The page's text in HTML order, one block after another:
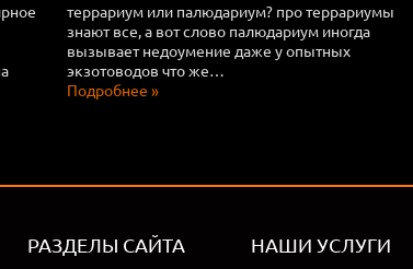
террариум или палюдариум? про террариумы
знают все, а вот слово палюдариум иногда
вызывает недоумение даже у опытных
экзотоводов что же…
Подробнее »
РАЗДЕЛЫ САЙТА НАШИ УСЛУГИ